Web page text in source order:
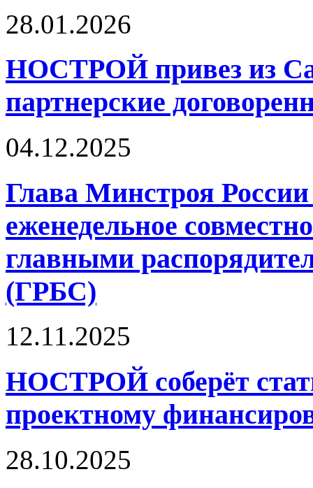
28.01.2026
НОСТРОЙ привез из
партнерские
04.12.2025
Глава Минстроя
еженедельное
главными
(ГРБС)
12.11.2025
НОСТРОЙ соберёт
проектному
28.10.2025